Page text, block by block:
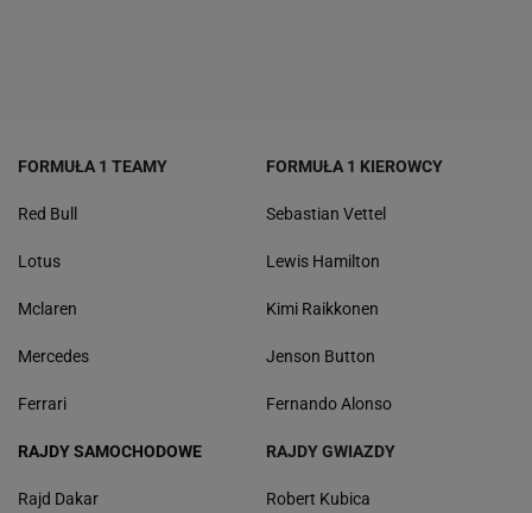
FORMUŁA 1 TEAMY
Red Bull
Lotus
Mclaren
Mercedes
Ferrari
FORMUŁA 1 KIEROWCY
Sebastian Vettel
Lewis Hamilton
Kimi Raikkonen
Jenson Button
Fernando Alonso
RAJDY SAMOCHODOWE
Rajd Dakar
RAJDY GWIAZDY
Robert Kubica